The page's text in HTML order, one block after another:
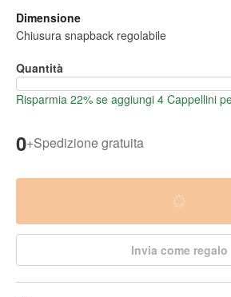
Dimensione
Chiusura snapback regolabile
Quantità
Risparmia 22% se aggiungi 4 Cappellini
0+Spedizione gratuita
Invia come regalo